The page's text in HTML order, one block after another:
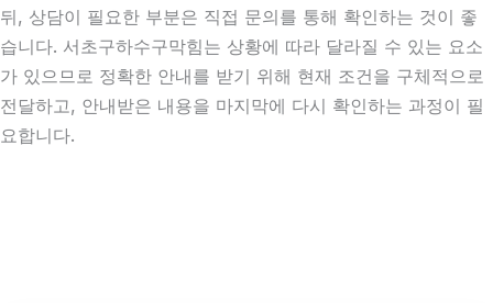
뒤, 상담이 필요한 부분은 직접 문의를 통해 확인하는 것이 좋
습니다. 서초구하수구막힘는 상황에 따라 달라질 수 있는 요소
가 있으므로 정확한 안내를 받기 위해 현재 조건을 구체적으로
전달하고, 안내받은 내용을 마지막에 다시 확인하는 과정이 필
요합니다.